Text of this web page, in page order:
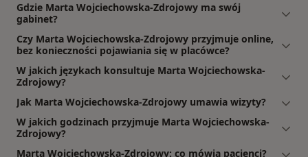
Gdzie Marta Wojciechowska-Zdrojowy ma swój
gabinet?
Czy Marta Wojciechowska-Zdrojowy przyjmuje online,
bez konieczności pojawiania się w placówce?
W jakich językach konsultuje Marta Wojciechowska-
Zdrojowy?
Jak Marta Wojciechowska-Zdrojowy umawia wizyty?
W jakich godzinach przyjmuje Marta Wojciechowska-
Zdrojowy?
Marta Wojciechowska-Zdrojowy: co mówią pacjenci?